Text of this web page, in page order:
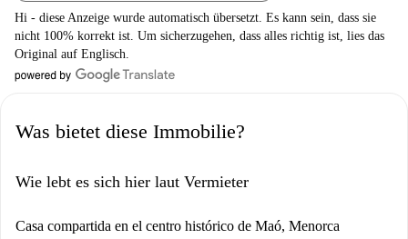
Hi - diese Anzeige wurde automatisch übersetzt. Es kann sein, dass sie
nicht 100% korrekt ist. Um sicherzugehen, dass alles richtig ist, lies das
Original auf Englisch.
Was bietet diese Immobilie?
Wie lebt es sich hier laut Vermieter
Casa compartida en el centro histórico de Maó, Menorca